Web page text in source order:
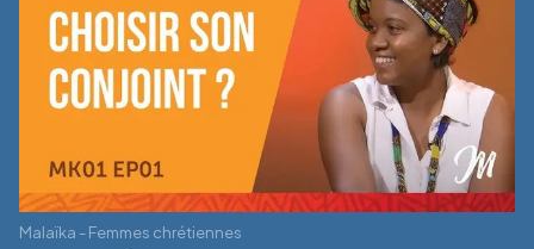
Malaïka - Femmes chrétiennes